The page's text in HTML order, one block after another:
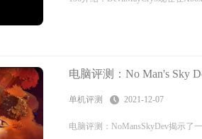
电脑评测：No Man's Sky
单机评测 2021-12-07
电脑评测：NoMansSkyDev揭示了